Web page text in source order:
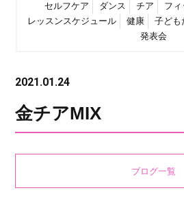
セルフケア
ダンス チア フィ
レッスンスケジュール
健康 子ども
発表会
2021.01.24
金チアMIX
ブログ一覧